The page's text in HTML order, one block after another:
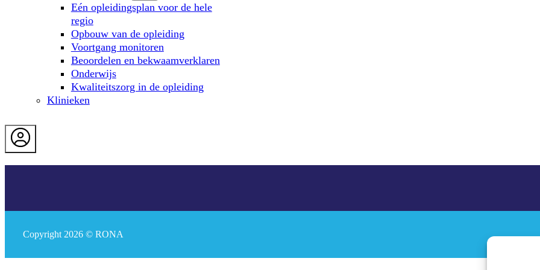
Eén opleidingsplan voor de hele
regio
Opbouw van de opleiding
Voortgang monitoren
Beoordelen en bekwaamverklaren
Onderwijs
Kwaliteitszorg in de opleiding
Klinieken
Copyright 2026 © RONA